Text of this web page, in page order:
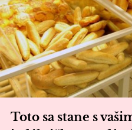
Toto sa stane s